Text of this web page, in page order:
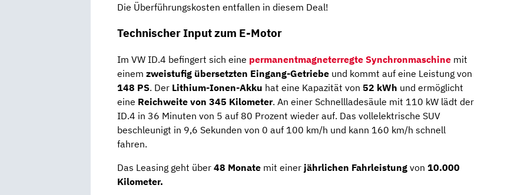
Die Überführungskosten entfallen in diesem Deal!
Technischer Input zum E-Motor
Im VW ID.4 befingert sich eine permanentmagneterregte Synchronmaschine mit
einem zweistufig übersetzten Eingang-Getriebe und kommt auf eine Leistung von
148 PS. Der Lithium-Ionen-Akku hat eine Kapazität von 52 kWh und ermöglicht
eine Reichweite von 345 Kilometer. An einer Schnellladesäule mit 110 kW lädt der
ID.4 in 36 Minuten von 5 auf 80 Prozent wieder auf. Das vollelektrische SUV
beschleunigt in 9,6 Sekunden von 0 auf 100 km/h und kann 160 km/h schnell
fahren.
Das Leasing geht über 48 Monate mit einer jährlichen Fahrleistung von 10.000
Kilometer.